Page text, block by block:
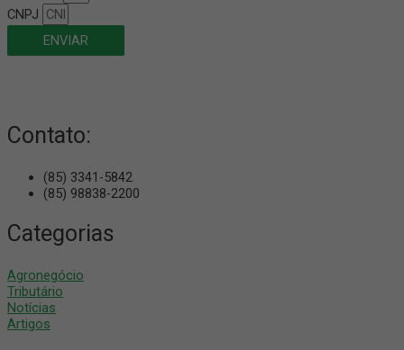
CNPJ
ENVIAR
Contato:
(85) 3341-5842
(85) 98838-2200
Categorias
Agronegócio
Tributário
Notícias
Artigos